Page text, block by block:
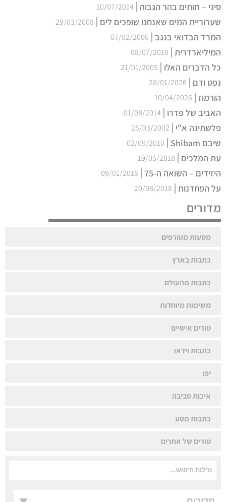
סיני – תותים בהר הגבוה 10/07/2014
שערוריית המים שאנחנו שופכים לים 29/03/2008
המרד הבדואי בנגב 07/02/2006
המיליארדרית 08/07/2018
כל הדברים האלו 21/01/2005
נפט ודם 28/01/2026
הורמוז 10/04/2026
האביב של פדרו 01/08/2014
פלשתינה א"י 25/03/2002
שיבם Shibam 02/09/2010
עת המלכים 19/05/2018
היזידים – השואה ה-75 09/01/2015
על הפחדנות 20/08/2018
מדורים
מסעות מטורפים
כתבות בארץ
כתבות מהעולם
משימות מיוחדות
טורים אישיים
כתבות וידאו
יפו
איכות סביבה
כתבות מסע
טורים של אחרים